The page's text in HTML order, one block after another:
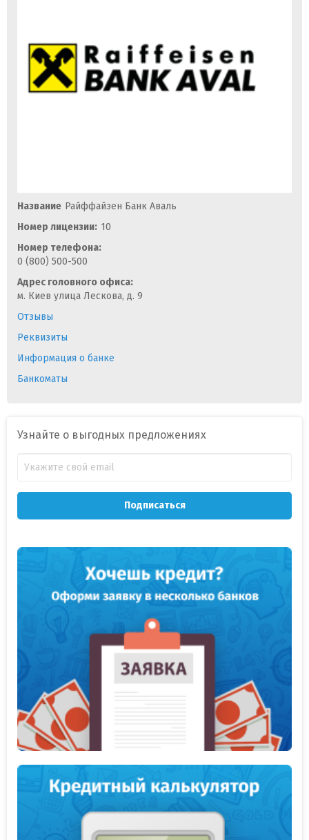
Название Райффайзен Банк Аваль
Номер лицензии: 10
Номер телефона:
0 (800) 500-500
Адрес головного офиса:
м. Киев улица Лескова, д. 9
Отзывы
Реквизиты
Информация о банке
Банкоматы
Узнайте о выгодных предложениях
Подписаться